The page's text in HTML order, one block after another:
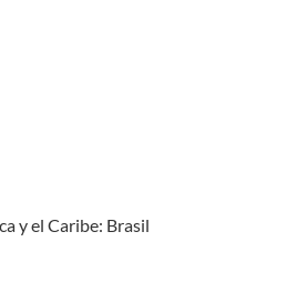
y el Caribe: Brasil